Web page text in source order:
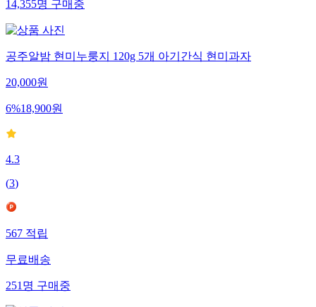
14,355명구매중
공주알밤 현미누룽지 120g 5개 아기간식 현미과자
20,000원
6%18,900원
4.3
(3)
567적립
무료배송
251명구매중